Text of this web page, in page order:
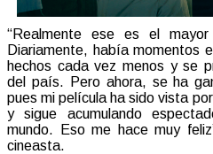
“Realmente ese es el
Diariamente, había momentos
hechos cada vez menos y se
del país. Pero ahora, se ha
pues mi película ha sido vista
y sigue acumulando
mundo. Eso me hace muy
cineasta.